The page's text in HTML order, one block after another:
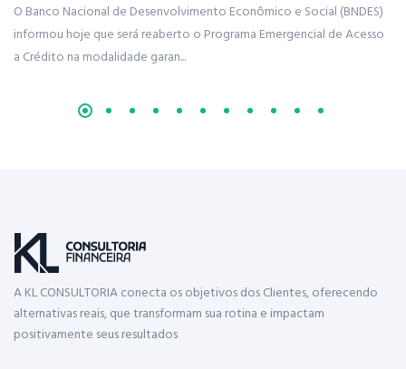
O Banco Nacional de Desenvolvimento Econômico e Social (BNDES)
informou hoje que será reaberto o Programa Emergencial de Acesso
a Crédito na modalidade garan...
A KL CONSULTORIA conecta os objetivos dos Clientes, oferecendo
alternativas reais, que transformam sua rotina e impactam
positivamente seus resultados